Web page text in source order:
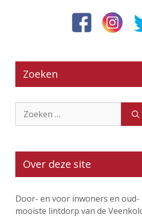
Zoeken
naar:
Over deze site
Door- en voor inwoners en
mooiste lintdorp van de